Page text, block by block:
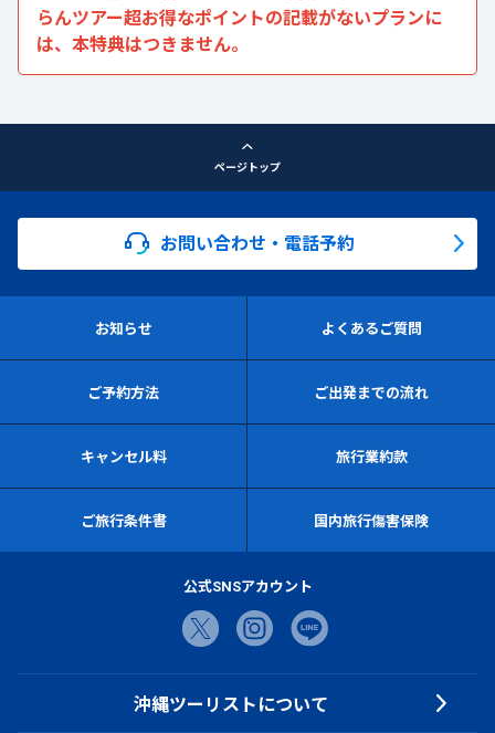
らんツアー超お得なポイントの記載がないプランに
は、本特典はつきません。
ページトップ
お問い合わせ・電話予約
お知らせ よくあるご質問
ご予約方法 ご出発までの流れ
キャンセル料 旅行業約款
ご旅行条件書 国内旅行傷害保険
公式SNSアカウント
沖縄ツーリストについて